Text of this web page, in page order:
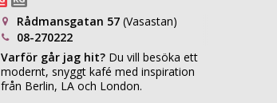
Rådmansgatan 57 (Vasastan)
08-270222
Varför går jag hit? Du vill besöka ett
modernt, snyggt kafé med inspiration
från Berlin, LA och London.